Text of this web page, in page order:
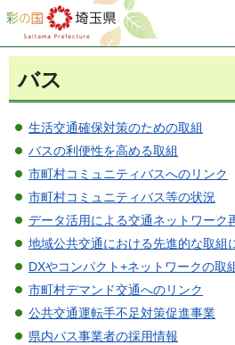
彩の国 埼玉県
バス
生活交通確保対策のための取組
バスの利便性を高める取組
市町村コミュニティバスへのリンク
市町村コミュニティバス等の状況
データ活用による交通ネットワーク
地域公共交通における先進的な取組
DXやコンパクト+ネットワークの取
市町村デマンド交通へのリンク
公共交通運転手不足対策促進事業
県内バス事業者の採用情報